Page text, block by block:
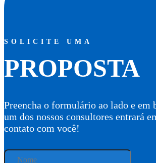
SOLICITE UMA
PROPOSTA
Preencha o formulário ao lado e em
um dos nossos consultores entrará
contato com você!